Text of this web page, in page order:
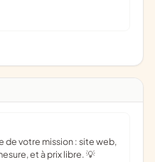
et à prix libre. 💡